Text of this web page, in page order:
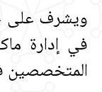
ويشرف على
في إدارة
المتخصصين